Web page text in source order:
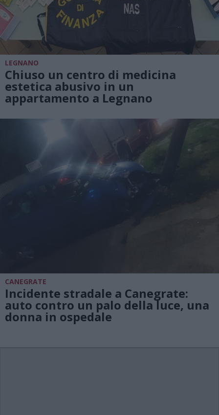
LEGNANO
Chiuso un centro di medicina
estetica abusivo in un
appartamento a Legnano
CANEGRATE
Incidente stradale a Canegrate:
auto contro un palo della luce, una
donna in ospedale